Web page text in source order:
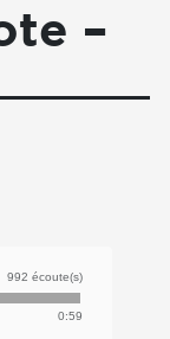
–
992 écoute(s)
0:59